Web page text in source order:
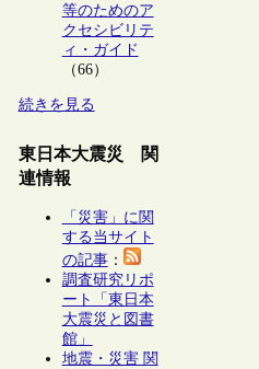
等のためのア
クセシビリテ
ィ・ガイド
（66）
続きを見る
東日本大震災 関
連情報
「災害」に関
する当サイト
の記事：
調査研究リポ
ート「東日本
大震災と図書
館」
地震・災害 関